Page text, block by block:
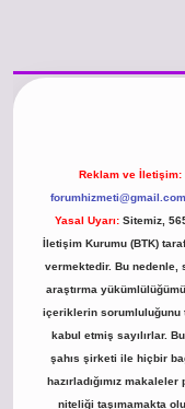
Reklam ve İletişim:
forumhizmeti@gmail.com
Yasal Uyarı: Sitemiz,
İletişim Kurumu (BTK)
vermektedir. Bu
araştırma
içeriklerin sorumluluğunu
kabul etmiş sayılırlar.
şahıs şirketi ile hiçbir
hazırladığımız
niteliği taşımamakta